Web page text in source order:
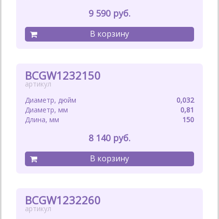
9 590
0,032
0,81
150
BCGW1232150
8 140
BCGW1232260